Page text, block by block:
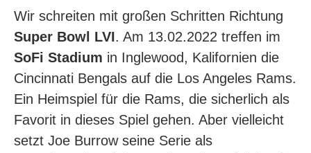
Wir schreiten mit großen Schritten Richtung
Super Bowl LVI. Am 13.02.2022 treffen im
SoFi Stadium in Inglewood, Kalifornien die
Cincinnati Bengals auf die Los Angeles Rams.
Ein Heimspiel für die Rams, die sicherlich als
Favorit in dieses Spiel gehen. Aber vielleicht
setzt Joe Burrow seine Serie als